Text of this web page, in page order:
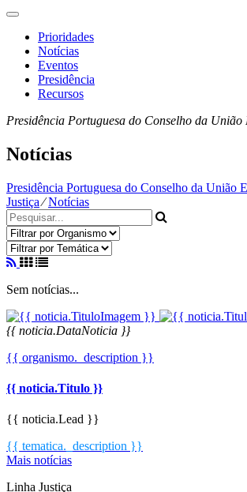
Toggle
navigationPrioridades
Notícias
Eventos
Presidência
Recursos
Presidência Portuguesa do Conselho da União
Notícias
Presidência Portuguesa do Conselho da União
Justiça⁄Notícias
Sem notícias...
{{ noticia.DataNoticia }}
{{ organismo._description }}
{{ noticia.Titulo }}
{{ noticia.Lead }}
{{ tematica._description }}
Mais notícias
Linha Justiça